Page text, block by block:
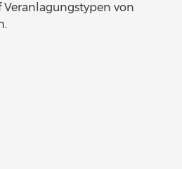
von